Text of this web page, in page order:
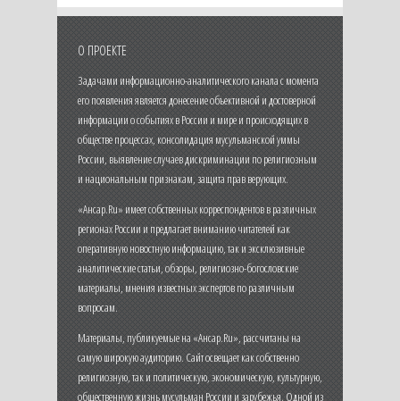
О ПРОЕКТЕ
Задачами информационно-аналитического канала с момента
его появления является донесение объективной и достоверной
информации о событиях в России и мире и происходящих в
обществе процессах, консолидация мусульманской уммы
России, выявление случаев дискриминации по религиозным
и национальным признакам, защита прав верующих.
«Ансар.Ru» имеет собственных корреспондентов в различных
регионах России и предлагает вниманию читателей как
оперативную новостную информацию, так и эксклюзивные
аналитические статьи, обзоры, религиозно-богословские
материалы, мнения известных экспертов по различным
вопросам.
Материалы, публикуемые на «Ансар.Ru», рассчитаны на
самую широкую аудиторию. Сайт освещает как собственно
религиозную, так и политическую, экономическую, культурную,
общественную жизнь мусульман России и зарубежья. Одной из